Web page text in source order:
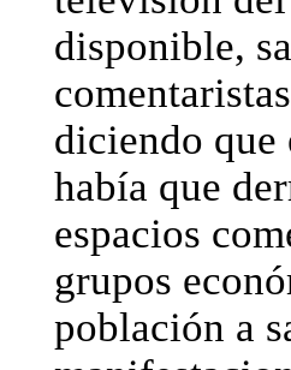
disponible,
diciendo que
había que
espacios
grupos
población a